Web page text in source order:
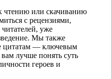
чтению или скачиванию
с рецензиями,
уже
Мы также
цитатам — ключевым
лучше понять суть
героев и